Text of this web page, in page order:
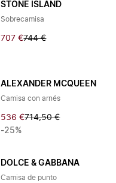
STONE ISLAND
Sobrecamisa
707 €744 €
ALEXANDER MCQUEEN
Camisa con arnés
536 €714,50 €
-25%
DOLCE & GABBANA
Camisa de punto